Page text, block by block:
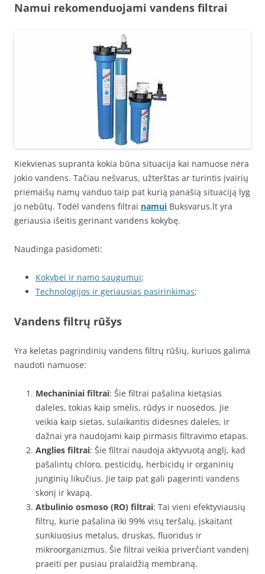
Namui rekomenduojami vandens filtrai
Kiekvienas supranta kokia būna situacija kai namuose nėra
jokio vandens. Tačiau nešvarus, užterštas ar turintis įvairių
priemaišų namų vanduo taip pat kurią panašią situaciją lyg
jo nebūtų. Todėl vandens filtrai namui Buksvarus.lt yra
geriausia išeitis gerinant vandens kokybę.
Naudinga pasidomėti:
Kokybei ir namo saugumui;
Technologijos ir geriausias pasirinkimas;
Vandens filtrų rūšys
Yra keletas pagrindinių vandens filtrų rūšių, kuriuos galima
naudoti namuose:
Mechaniniai filtrai: Šie filtrai pašalina kietąsias
daleles, tokias kaip smėlis, rūdys ir nuosėdos. Jie
veikia kaip sietas, sulaikantis didesnes daleles, ir
dažnai yra naudojami kaip pirmasis filtravimo etapas.
Anglies filtrai: Šie filtrai naudoja aktyvuotą anglį, kad
pašalintų chloro, pesticidų, herbicidų ir organinių
junginių likučius. Jie taip pat gali pagerinti vandens
skonį ir kvapą.
Atbulinio osmoso (RO) filtrai: Tai vieni efektyviausių
filtrų, kurie pašalina iki 99% visų teršalų, įskaitant
sunkiuosius metalus, druskas, fluoridus ir
mikroorganizmus. Šie filtrai veikia priverčiant vandenį
praeiti per pusiau pralaidžią membraną.